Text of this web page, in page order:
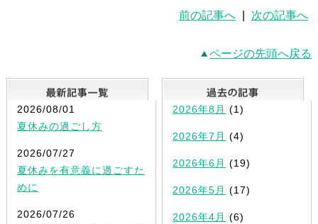
前の記事へ 次の記事へ
ページの先頭へ戻る
最新記事一覧
2026/08/01
夏休みの過ごし方
2026/07/27
夏休みを有意義に過ごすた
めに
2026/07/26
2026年8月 (1)
2026年7月 (4)
2026年6月 (19)
2026年5月 (17)
2026年4月 (6)